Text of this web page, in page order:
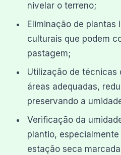
nivelar o terreno;
Eliminação de plantas
culturais que podem
pastagem;
Utilização de técnicas
áreas adequadas,
preservando a
Verificação da
plantio,
estação seca